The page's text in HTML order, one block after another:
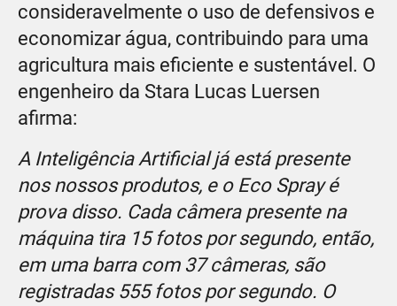
consideravelmente o uso de defensivos e
economizar água, contribuindo para uma
agricultura mais eficiente e sustentável. O
engenheiro da Stara Lucas Luersen
afirma:
A Inteligência Artificial já está presente
nos nossos produtos, e o Eco Spray é
prova disso. Cada câmera presente na
máquina tira 15 fotos por segundo, então,
em uma barra com 37 câmeras, são
registradas 555 fotos por segundo. O